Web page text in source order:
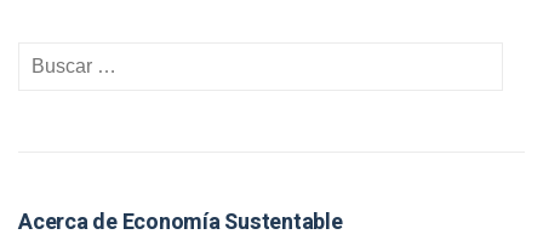
Acerca de Economía Sustentable